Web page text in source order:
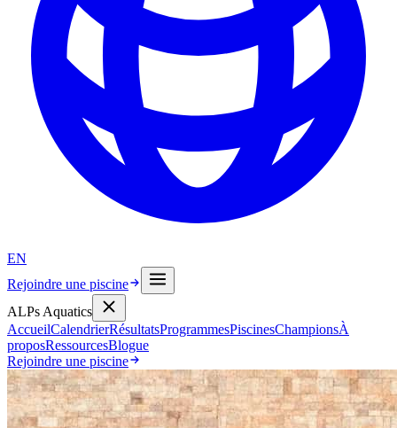
EN
Rejoindre une piscine
ALPs Aquatics
AccueilCalendrierRésultatsProgrammesPiscinesChampionsÀ
proposRessourcesBlogue
Rejoindre une piscine